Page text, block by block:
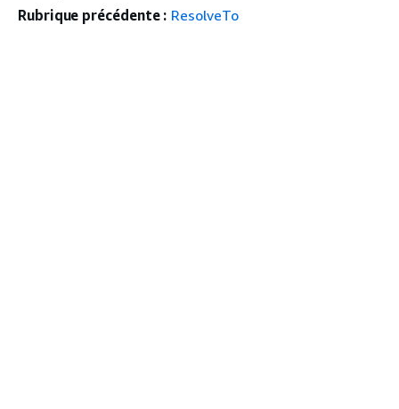
Rubrique précédente : ResolveTo